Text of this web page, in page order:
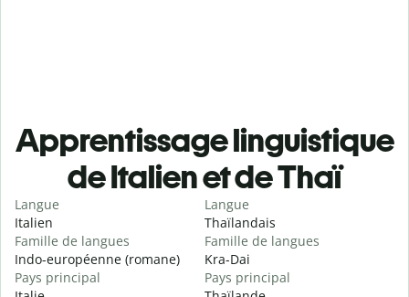
Apprentissage linguistique
de Italien et de Thaï
Langue
Italien
Famille de langues
Indo-européenne (romane)
Pays principal
Langue
Thaïlandais
Famille de langues
Kra-Dai
Pays principal